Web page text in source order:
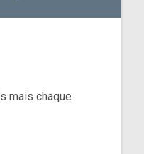
mais chaque